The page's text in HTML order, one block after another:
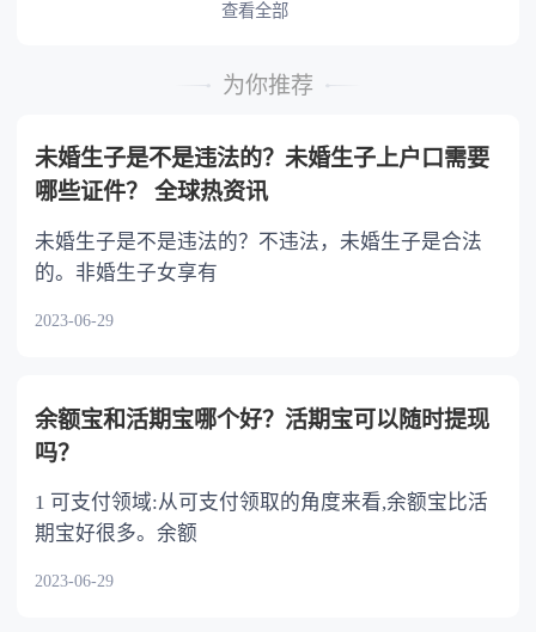
或者与被继承人共同生活的继承人，分配遗产
的继承人，不尽扶养义务的，分配遗产时，应当
查看全部
为你推荐
未婚生子是不是违法的？未婚生子上户口需要
哪些证件？ 全球热资讯
未婚生子是不是违法的？不违法，未婚生子是合法
的。非婚生子女享有
2023-06-29
余额宝和活期宝哪个好？活期宝可以随时提现
吗？
1 可支付领域:从可支付领取的角度来看,余额宝比活
期宝好很多。余额
2023-06-29